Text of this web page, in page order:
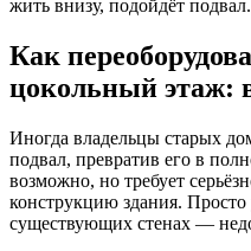
жить внизу, подойдёт подвал.
Как
цокольный этаж:
Иногда владельцы старых
подвал, превратив его в
возможно, но требует
конструкцию здания.
существующих стенах —